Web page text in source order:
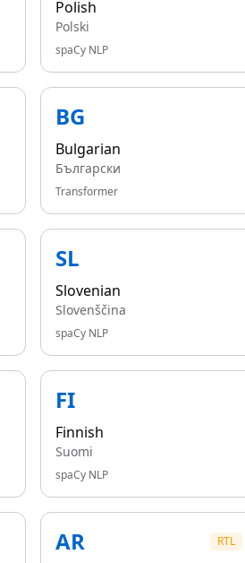
Polish
Polski
spaCy NLP
BG
Bulgarian
Български
Transformer
SL
Slovenian
Slovenščina
spaCy NLP
FI
Finnish
Suomi
spaCy NLP
AR RTL